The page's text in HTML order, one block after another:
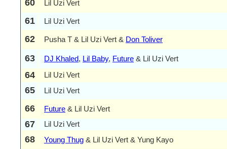
60 Lil Uzi Vert
61 Lil Uzi Vert
62 Pusha T & Lil Uzi Vert & Don Toliver
63 DJ Khaled, Lil Baby, Future & Lil Uzi Vert
64 Lil Uzi Vert
65 Lil Uzi Vert
66 Future & Lil Uzi Vert
67 Lil Uzi Vert
68 Young Thug & Lil Uzi Vert & Yung Kayo